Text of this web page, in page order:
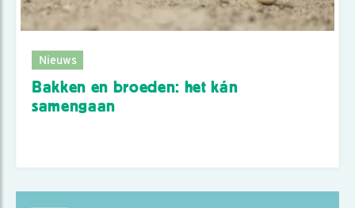
Nieuws
Bakken en broeden: het kán
samengaan